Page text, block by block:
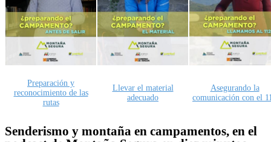
Preparación y
reconocimiento de las
rutas
Llevar el material
adecuado
Asegurando la
comunicación con el
Senderismo y montaña en campamentos, en el